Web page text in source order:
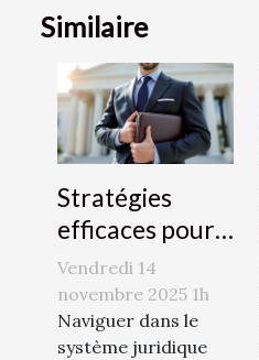
Similaire
Stratégies
efficaces pour
naviguer dans
le système
juridique
Vendredi 14
novembre 2025 1h
Naviguer dans le
système juridique